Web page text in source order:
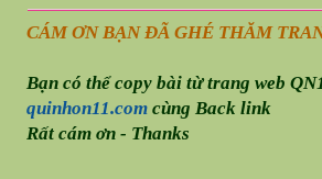
CÁM ƠN BẠN ĐÃ GHÉ THĂM
Bạn có thể copy bài từ trang web
quinhon11.comcùng Back link
Rất cám ơn - Thanks